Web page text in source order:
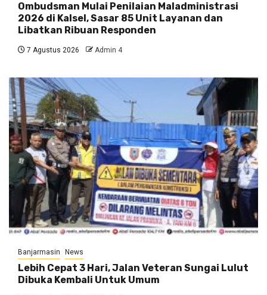
Ombudsman Mulai Penilaian Maladministrasi
2026 di Kalsel, Sasar 85 Unit Layanan dan
Libatkan Ribuan Responden
7 Agustus 2026 Admin 4
Banjarmasin News
Lebih Cepat 3 Hari, Jalan Veteran Sungai Lulut
Dibuka Kembali Untuk Umum